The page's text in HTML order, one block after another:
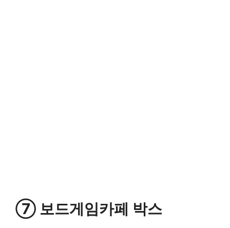
⑦ 보드게임카페 박스